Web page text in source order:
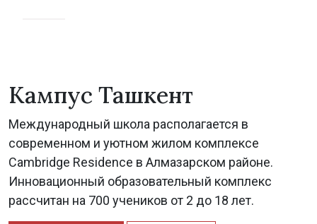
Кампус Ташкент
Международный школа располагается в
современном и уютном жилом комплексе
Cambridge Residence в Алмазарском районе.
Инновационный образовательный комплекс
рассчитан на 700 учеников от 2 до 18 лет.